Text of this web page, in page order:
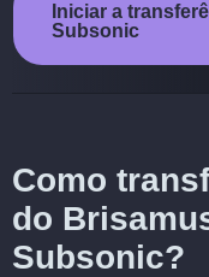
Iniciar a
Subsonic
Como
do
Subsonic?